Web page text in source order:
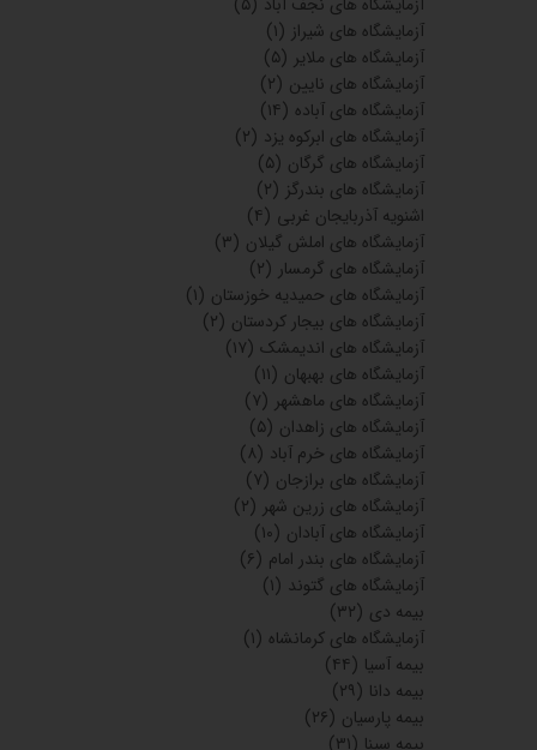
آزمایشگاه های شیراز (۱)
آزمایشگاه های ملایر (۵)
آزمایشگاه های نایین (۲)
آزمایشگاه های آباده (۱۴)
آزمایشگاه های ابرکوه یزد (۲)
آزمایشگاه های گرگان (۵)
آزمایشگاه های بندرگز (۲)
اشنویه آذربایجان غربی (۴)
آزمایشگاه های املش گیلان (۳)
آزمایشگاه های گرمسار (۲)
آزمایشگاه های حمیدیه خوزستان (۱)
آزمایشگاه های بیجار کردستان (۲)
آزمایشگاه های اندیمشک (۱۷)
آزمایشگاه های بهبهان (۱۱)
آزمایشگاه های ماهشهر (۷)
آزمایشگاه های زاهدان (۵)
آزمایشگاه های خرم آباد (۸)
آزمایشگاه های برازجان (۷)
آزمایشگاه های زرین شهر (۲)
آزمایشگاه های آبادان (۱۰)
آزمایشگاه های بندر امام (۶)
آزمایشگاه های گتوند (۱)
بیمه دی (۳۲)
آزمایشگاه های کرمانشاه (۱)
بیمه آسیا (۴۴)
بیمه دانا (۲۹)
بیمه پارسیان (۲۶)
بیمه سینا (۳۱)